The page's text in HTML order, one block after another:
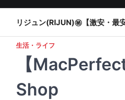
リジュン(RIJUN)㊙【激安・最
生活・ライフ
【
Shop